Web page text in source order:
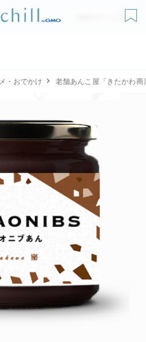
無料ダウンロード
・おでかけ 老舗あんこ屋「きたかわ